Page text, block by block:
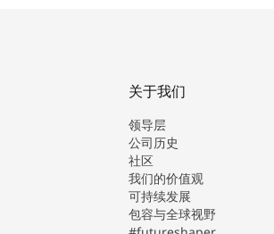
关于我们
领导层
公司历史
社区
我们的价值观
可持续发展
包容与全球视野